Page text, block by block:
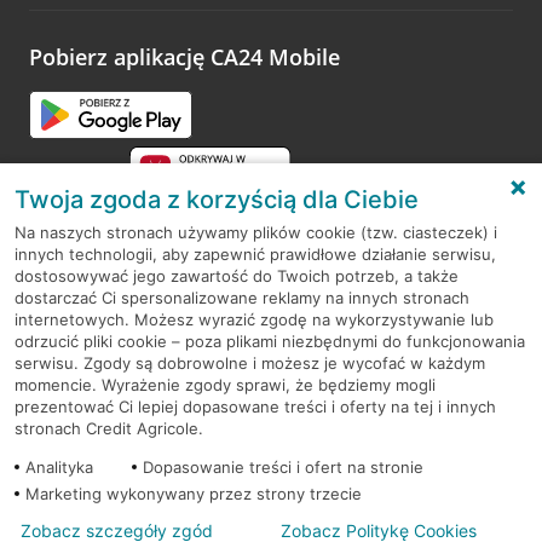
opinie.
Pobierz aplikację CA24 Mobile
RODO
Regulamin serwisu
Mapa serwisu
PolitykaCookies
© 2026 Credit Agricole Bank Polska S.A. Wszelkie prawa zastrzeżone
Twoja zgoda z korzyścią dla Ciebie
Na naszych stronach używamy plików cookie (tzw. ciasteczek) i
innych technologii, aby zapewnić prawidłowe działanie serwisu,
dostosowywać jego zawartość do Twoich potrzeb, a także
dostarczać Ci spersonalizowane reklamy na innych stronach
internetowych. Możesz wyrazić zgodę na wykorzystywanie lub
odrzucić pliki cookie – poza plikami niezbędnymi do funkcjonowania
serwisu. Zgody są dobrowolne i możesz je wycofać w każdym
momencie. Wyrażenie zgody sprawi, że będziemy mogli
prezentować Ci lepiej dopasowane treści i oferty na tej i innych
stronach Credit Agricole.
Analityka
Dopasowanie treści i ofert na stronie
Marketing wykonywany przez strony trzecie
Zobacz szczegóły zgód Zobacz Politykę Cookies